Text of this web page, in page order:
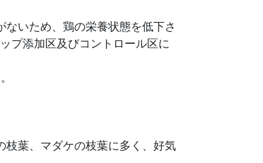
いため、鶏の栄養状態を低下さ
プ添加区及びコントロール区に
枝葉、マダケの枝葉に多く、好気